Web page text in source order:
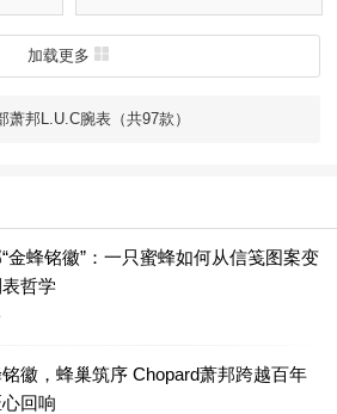
加载更多
萧邦L.U.C腕表（共97款）
金蜂铭徽”：一只蜜蜂如何从信笺图案变
哲学
徽，蜂巢筑序 Chopard萧邦跨越百年
回响